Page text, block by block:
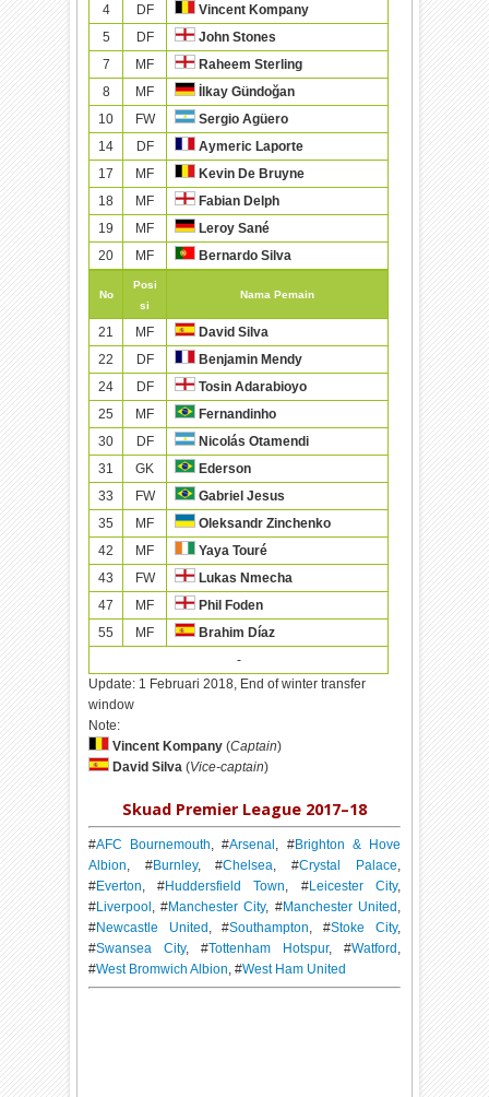
4
DF
Vincent Kompany
5
DF
John Stones
7
MF
Raheem Sterling
8
MF
İlkay Gündoğan
10
FW
Sergio Agüero
14
DF
Aymeric Laporte
17
MF
Kevin De Bruyne
18
MF
Fabian Delph
19
MF
Leroy Sané
20
MF Bernardo Silva
No
Posi
si
Nama Pemain
21 MF
David Silva
22
DF
Benjamin Mendy
24
DF
Tosin Adarabioyo
25
MF
Fernandinho
30
DF
Nicolás Otamendi
31
GK
Ederson
33
FW
Gabriel Jesus
35
MF
Oleksandr Zinchenko
42
MF
Yaya Touré
43
FW
Lukas Nmecha
47
MF
Phil Foden
55
MF
Brahim Díaz
-
Update: 1 Februari 2018, End of winter transfer
window
Note:
Vincent Kompany (Captain)
David Silva (Vice-captain)
Skuad Premier League 2017–18
#AFC Bournemouth, #Arsenal , #Brighton & Hove
Albion, #Burnley, #Chelsea, #Crystal Palace,
#Everton, #Huddersfield Town, #Leicester City,
#Liverpool , #Manchester City, #Manchester United ,
#Newcastle United , #Southampton, #Stoke City,
#Swansea City, #Tottenham Hotspur, #Watford ,
#West Bromwich Albion, #West Ham United